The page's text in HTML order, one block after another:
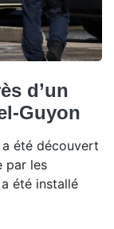
d’un
Guyon
a été découvert
par les
été installé